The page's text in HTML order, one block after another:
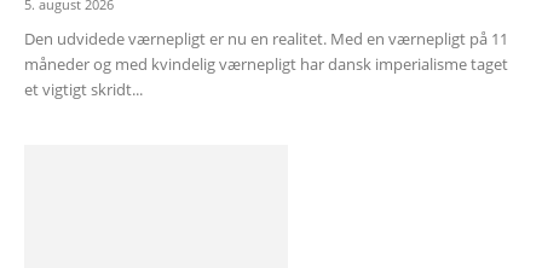
5. august 2026
Den udvidede værnepligt er nu en realitet. Med en værnepligt på 11
måneder og med kvindelig værnepligt har dansk imperialisme taget
et vigtigt skridt...